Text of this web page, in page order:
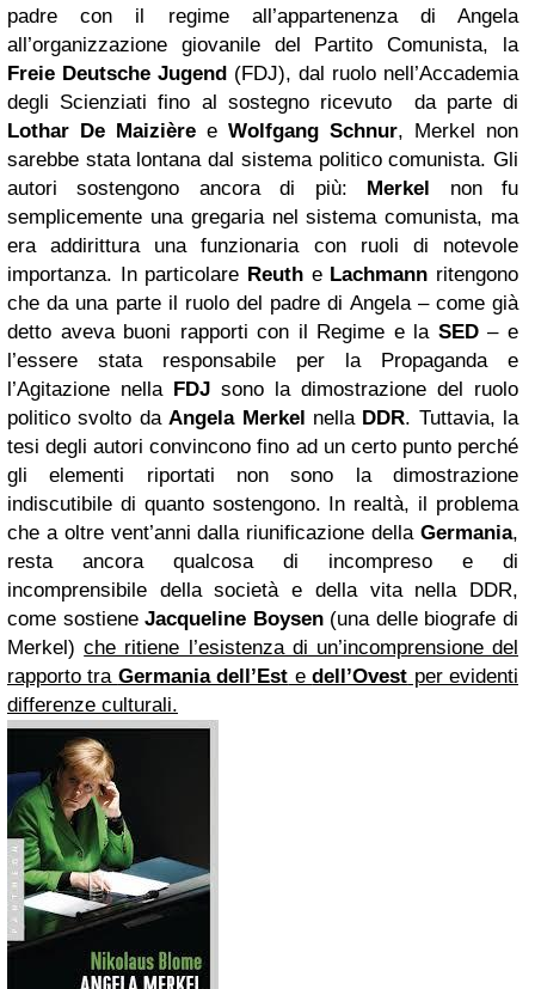
padre con il regime all’appartenenza di Angela
all’organizzazione giovanile del Partito Comunista, la
Freie Deutsche Jugend (FDJ), dal ruolo nell’Accademia
degli Scienziati fino al sostegno ricevuto da parte di
Lothar De Maizière e Wolfgang Schnur, Merkel non
sarebbe stata lontana dal sistema politico comunista. Gli
autori sostengono ancora di più: Merkel non fu
semplicemente una gregaria nel sistema comunista, ma
era addirittura una funzionaria con ruoli di notevole
importanza. In particolare Reuth e Lachmann ritengono
che da una parte il ruolo del padre di Angela – come già
detto aveva buoni rapporti con il Regime e la SED– e
l’essere stata responsabile per la Propaganda e
l’Agitazione nella FDJ sono la dimostrazione del ruolo
politico svolto daAngela Merkel nella DDR. Tuttavia, la
tesi degli autori convincono fino ad un certo punto perché
gli elementi riportati non sono la dimostrazione
indiscutibile di quanto sostengono. In realtà, il problema
che a oltre vent’anni dalla riunificazione della Germania,
resta ancora qualcosa di incompreso e di
incomprensibile della società e della vita nella DDR,
come sostieneJacqueline Boysen(una delle biografe di
Merkel)che ritiene l’esistenza di un’incomprensione del
rapporto tra Germania dell’Est edell’Ovest per evidenti
differenze culturali.